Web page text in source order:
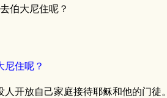
伯大尼住呢？
尼住呢？
开放自己家庭接待耶稣和他的门徒。